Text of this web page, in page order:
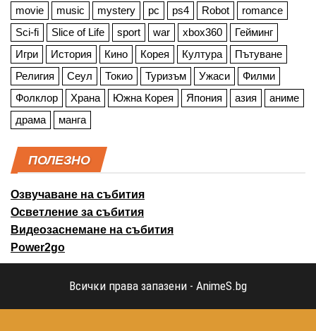
movie
music mystery pc ps4 Robot
romance
Sci-fi
Slice of Life sport war xbox360
Гейминг
Игри
История Кино Корея Култура
Пътуване
Религия
Сеул Токио Туризъм Ужаси
Филми
Фолклор
Храна Южна Корея Япония азия
аниме
драма
манга
ПОЛЕЗНО
Озвучаване на събития
Осветление за събития
Видеозаснемане на събития
Power2go
Всички права запазени - AnimeS.bg